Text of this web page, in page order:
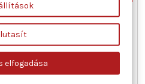
elfogadása